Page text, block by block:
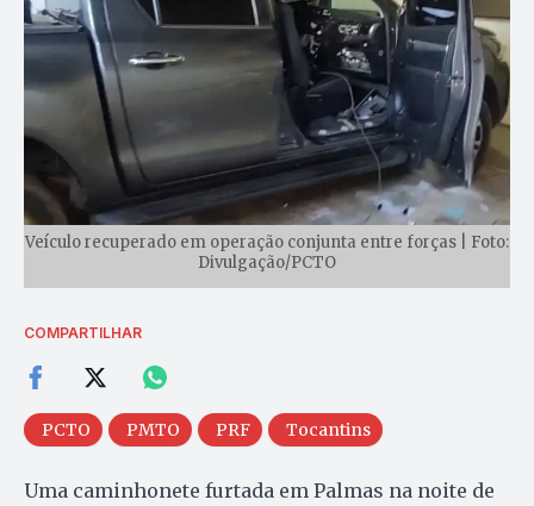
Veículo recuperado em operação conjunta entre forças | Foto:
Divulgação/PCTO
COMPARTILHAR
PCTO PMTO PRF Tocantins
Uma caminhonete furtada em Palmas na noite de